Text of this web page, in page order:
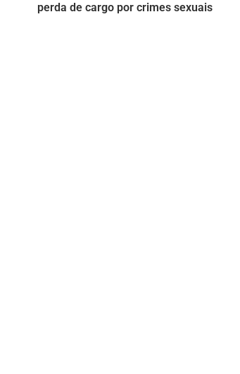
perda de cargo por crimes sexuais